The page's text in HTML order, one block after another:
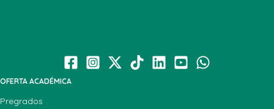
OFERTA ACADÉMICA
Pregrados